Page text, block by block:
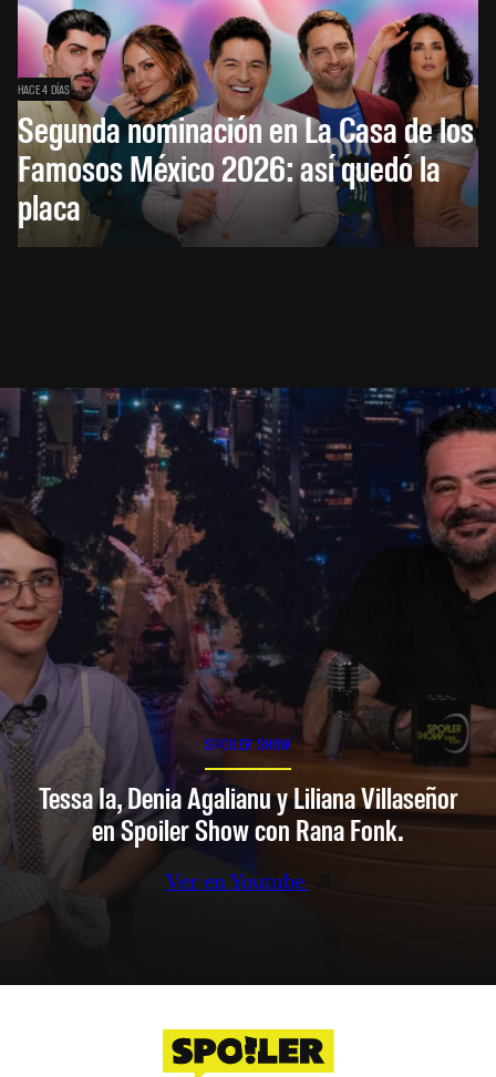
HACE 4 DÍAS
Segunda nominación en La Casa de los
Famosos México 2026: así quedó la
placa
SPOILER SHOW
Tessa Ia, Denia Agalianu y Liliana Villaseñor
en Spoiler Show con Rana Fonk.
Ver en Youtube